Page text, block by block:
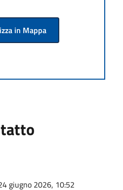
in Mappa
giugno 2026, 10:52